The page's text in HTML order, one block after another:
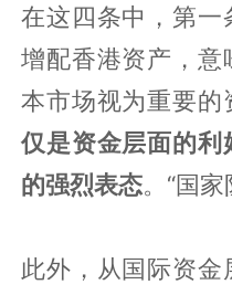
在这四条中，第一
增配香港资产，意
本市场视为重要的
仅是资金层面的利
的强烈表态。“国家
此外，从国际资